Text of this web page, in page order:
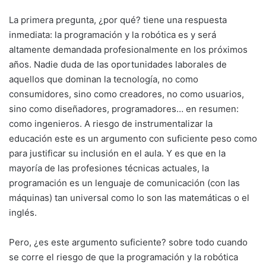
La primera pregunta, ¿por qué? tiene una respuesta
inmediata: la programación y la robótica es y será
altamente demandada profesionalmente en los próximos
años. Nadie duda de las oportunidades laborales de
aquellos que dominan la tecnología, no como
consumidores, sino como creadores, no como usuarios,
sino como diseñadores, programadores… en resumen:
como ingenieros. A riesgo de instrumentalizar la
educación este es un argumento con suficiente peso como
para justificar su inclusión en el aula. Y es que en la
mayoría de las profesiones técnicas actuales, la
programación es un lenguaje de comunicación (con las
máquinas) tan universal como lo son las matemáticas o el
inglés.
Pero, ¿es este argumento suficiente? sobre todo cuando
se corre el riesgo de que la programación y la robótica